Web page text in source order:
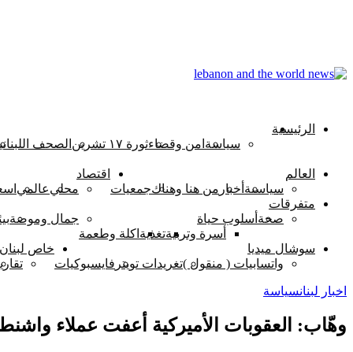
الرئيسية
سياسة امن وقضاءثورة ١٧ تشرين الصحف
العالم
سياسىة أخبار من هنا وهناكجمعيات
اقتصاد
محليعالمي
متفرقات
صحة أسلوب حياة
أسرة وتربيةتغذية اكلة وطعمة
جمال وموضة
سوشال ميديا
واتسابيات ( منقول )تغريدات تويتر فايسبوكيات
خاص لبنان
اخبار لبنانسياسة
وهّاب: العقوبات الأميركية أعفت عملاء